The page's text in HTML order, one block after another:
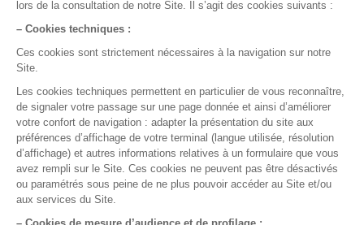
prestations par type) donnent une vision claire de
l’activité du cabinet.
Tournées, mobilité et mode hors
connexion
L’infirmière libérale travaille rarement assise à son
bureau. Elle enchaîne les visites à domicile, parfois
dans des zones mal couvertes par le réseau. Un
logiciel infirmier libéral doit donc suivre l’IDEL sur le
terrain.